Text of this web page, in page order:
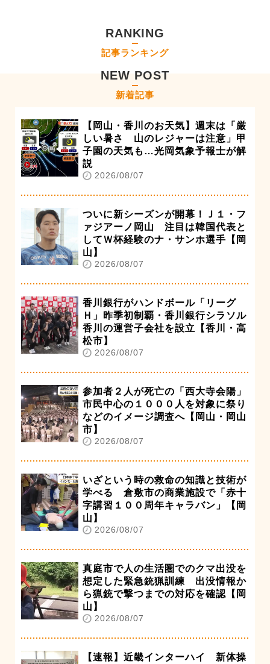
RANKING
記事ランキング
NEW POST
新着記事
【岡山・香川のお天気】週末は「厳
しい暑さ 山のレジャーは注意」甲
子園の天気も…光岡気象予報士が解
説
2026/08/07
ついに新シーズンが開幕！Ｊ１・フ
ァジアーノ岡山 注目は韓国代表と
してＷ杯経験のナ・サンホ選手【岡
山】
2026/08/07
香川銀行がハンドボール「リーグ
Ｈ」昨季初制覇・香川銀行シラソル
香川の運営子会社を設立【香川・高
松市】
2026/08/07
参加者２人が死亡の「西大寺会陽」
市民中心の１０００人を対象に祭り
などのイメージ調査へ【岡山・岡山
市】
2026/08/07
いざという時の救命の知識と技術が
学べる 倉敷市の商業施設で「赤十
字講習１００周年キャラバン」【岡
山】
2026/08/07
真庭市で人の生活圏でのクマ出没を
想定した緊急銃猟訓練 出没情報か
ら猟銃で撃つまでの対応を確認【岡
山】
2026/08/07
【速報】近畿インターハイ 新体操